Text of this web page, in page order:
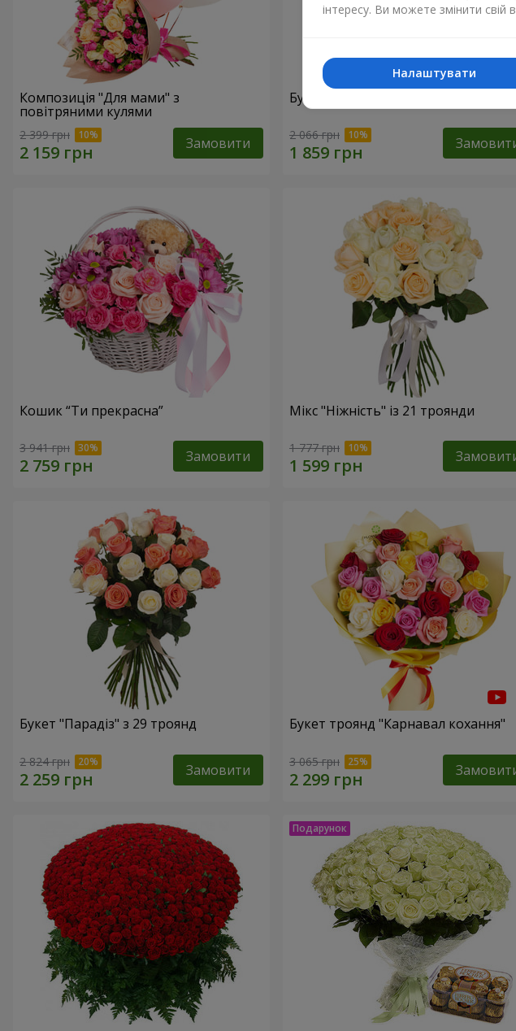
Композиція "Для мами" з
повітряними кулями
2 399 грн Замовити
Букет "Мамі в подарунок"
2 066 грн
Кошик “Ти прекрасна”
3 941 грн Замовити
Мікс "Ніжність" із 21 троянди
1 777 грн
Букет "Парадіз" з 29 троянд
2 824 грн Замовити
Букет троянд "Карнавал кохання"
3 065 грн
інтересу. Ви можете змінити свій
Налаштувати